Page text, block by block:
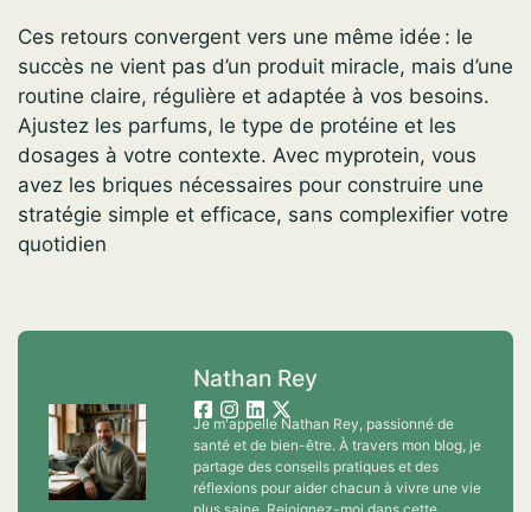
Ces retours convergent vers une même idée : le
succès ne vient pas d’un produit miracle, mais d’une
routine claire, régulière et adaptée à vos besoins.
Ajustez les parfums, le type de protéine et les
dosages à votre contexte. Avec myprotein, vous
avez les briques nécessaires pour construire une
stratégie simple et efficace, sans complexifier votre
quotidien
Nathan Rey
Je m'appelle Nathan Rey, passionné de
santé et de bien-être. À travers mon blog, je
partage des conseils pratiques et des
réflexions pour aider chacun à vivre une vie